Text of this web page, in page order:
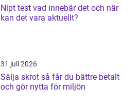
Nipt test vad innebär det och när
kan det vara aktuellt?
31 juli 2026
Sälja skrot så får du bättre betalt
och gör nytta för miljön